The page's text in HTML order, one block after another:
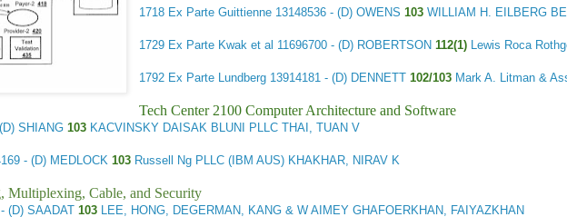
1718 Ex Parte Guittienne 13148536 - (D) OWENS 103 WILLIAM H. EILBERG
1729 Ex Parte Kwak et al 11696700 - (D) ROBERTSON 112(1) Lewis Roca
1792 Ex Parte Lundberg 13914181 - (D) DENNETT102/103 Mark A. Litman &
Tech Center 2100 Computer Architecture and Software
SHIANG 103 KACVINSKY DAISAK BLUNI PLLC THAI, TUAN V
- (D) MEDLOCK 103 Russell Ng PLLC (IBM AUS) KHAKHAR, NIRAV K
Multiplexing, Cable, and Security
(D) SAADAT 103 LEE, HONG, DEGERMAN, KANG & W AIMEY GHAFOERKHAN, FAIYAZKHAN